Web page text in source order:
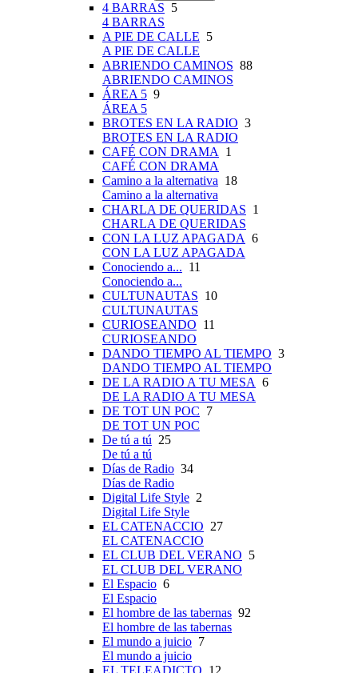
4 BARRAS 5
4 BARRAS
A PIE DE CALLE 5
A PIE DE CALLE
ABRIENDO CAMINOS 88
ABRIENDO CAMINOS
ÁREA 5 9
ÁREA 5
BROTES EN LA RADIO 3
BROTES EN LA RADIO
CAFÉ CON DRAMA 1
CAFÉ CON DRAMA
Camino a la alternativa 18
Camino a la alternativa
CHARLA DE QUERIDAS 1
CHARLA DE QUERIDAS
CON LA LUZ APAGADA 6
CON LA LUZ APAGADA
Conociendo a... 11
Conociendo a...
CULTUNAUTAS 10
CULTUNAUTAS
CURIOSEANDO 11
CURIOSEANDO
DANDO TIEMPO AL TIEMPO 3
DANDO TIEMPO AL TIEMPO
DE LA RADIO A TU MESA 6
DE LA RADIO A TU MESA
DE TOT UN POC 7
DE TOT UN POC
De tú a tú 25
De tú a tú
Días de Radio 34
Días de Radio
Digital Life Style 2
Digital Life Style
EL CATENACCIO 27
EL CATENACCIO
EL CLUB DEL VERANO 5
EL CLUB DEL VERANO
El Espacio 6
El Espacio
El hombre de las tabernas 92
El hombre de las tabernas
El mundo a juicio 7
El mundo a juicio